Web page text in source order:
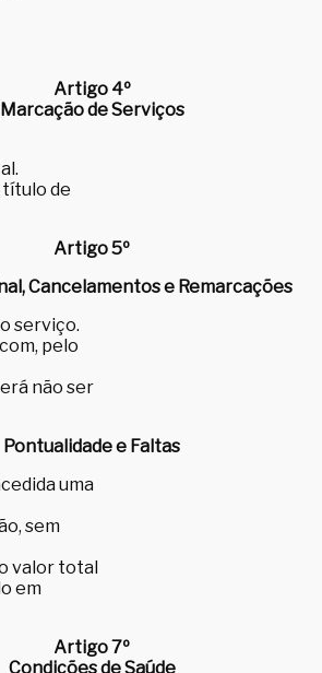
Artigo 4º
Marcação de Serviços
título de
Artigo 5º
Cancelamentos e Remarcações
serviço.
pelo
não ser
Pontualidade e Faltas
uma
sem
valor total
em
Artigo 7º
Condições de Saúde